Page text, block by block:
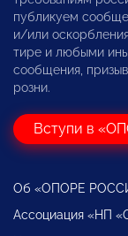
публикуем
и/или
тире и любыми
сообщения,
розни.
Вступи в
Об «ОПОРЕ
Ассоциация «НП